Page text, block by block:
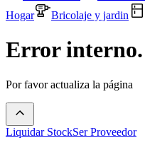
Hogar
Bricolaje y jardin
Error interno.
Por favor actualiza la página
Liquidar StockSer Proveedor